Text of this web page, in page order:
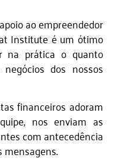
ao empreendedor
Institute é um ótimo
na prática o quanto
dos nossos
financeiros adoram
nos enviam as
com antecedência
mensagens.